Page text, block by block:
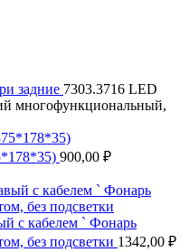
задние 7303.3716 LED
многофункциональный,
900,00 ₽
с кабелем ` Фонарь
без подсветки 1342,00 ₽